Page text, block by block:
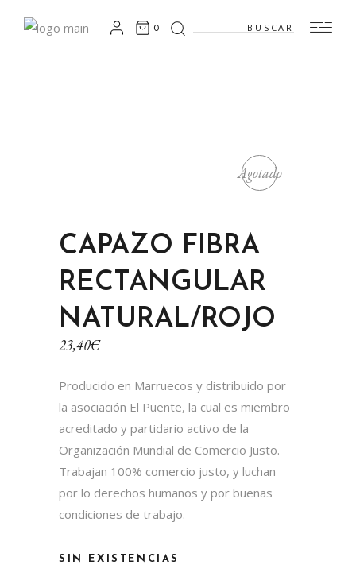
0 Search
for:
Agotado
CAPAZO FIBRA
RECTANGULAR
NATURAL/ROJO
23,40€
Producido en Marruecos y distribuido por
la asociación El Puente, la cual es miembro
acreditado y partidario activo de la
Organización Mundial de Comercio Justo.
Trabajan 100% comercio justo, y luchan
por lo derechos humanos y por buenas
condiciones de trabajo.
SIN EXISTENCIAS